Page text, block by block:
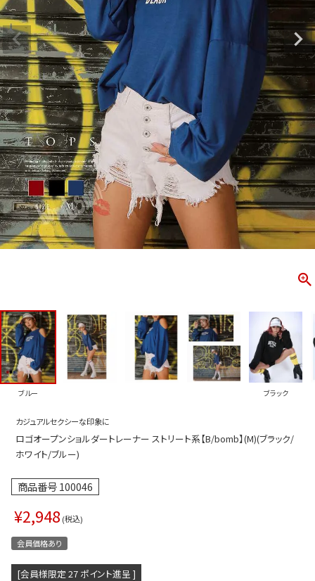
＝ボムシェル】はダンス衣装専門ブランド。
衣装ならお任せ！オリジナル衣装やダンス衣装のトータル
ィネートのご提案。 ボムシェルならではの最新で斬新な
えをお届け。 撮影で使用してる小物や靴などダンサー必
ーデはイメージしやすく、全てボムシェルでご購入可能。
とは差別化出来るしっかりした衣装のご提案はダンサー
ージ映えを全力で応援してます。
商品一覧
CONTENTS
ス
ス
アップ
ース
インワン／サロペット
ラ・ニップレス
【B/bomb
「これど
好き女子
レッスン
シルエット
ンなど、幅
ゃれ女子
PICKUP
新作
トップス
ボトムス
ワンピース
ブルー ブラック
カジュアルセクシーな印象に
ロゴオープンショルダートレーナー ストリート系【B/bomb】(M)(ブラック/
ホワイト/ブルー)
商品番号100046
¥2,948 税込
会員価格あり
[会員様限定 27 ポイント進呈 ]